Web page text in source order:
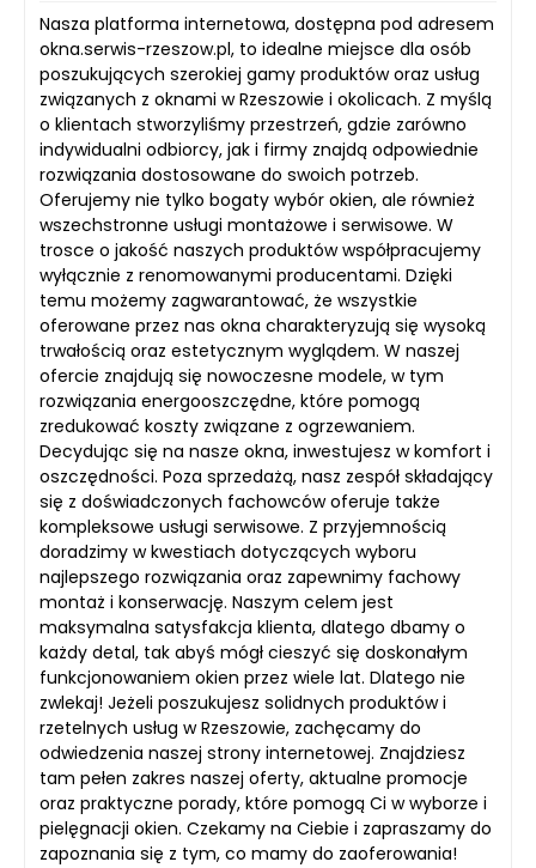
Nasza platforma internetowa, dostępna pod adresem
okna.serwis-rzeszow.pl, to idealne miejsce dla osób
poszukujących szerokiej gamy produktów oraz usług
związanych z oknami w Rzeszowie i okolicach. Z myślą
o klientach stworzyliśmy przestrzeń, gdzie zarówno
indywidualni odbiorcy, jak i firmy znajdą odpowiednie
rozwiązania dostosowane do swoich potrzeb.
Oferujemy nie tylko bogaty wybór okien, ale również
wszechstronne usługi montażowe i serwisowe. W
trosce o jakość naszych produktów współpracujemy
wyłącznie z renomowanymi producentami. Dzięki
temu możemy zagwarantować, że wszystkie
oferowane przez nas okna charakteryzują się wysoką
trwałością oraz estetycznym wyglądem. W naszej
ofercie znajdują się nowoczesne modele, w tym
rozwiązania energooszczędne, które pomogą
zredukować koszty związane z ogrzewaniem.
Decydując się na nasze okna, inwestujesz w komfort i
oszczędności. Poza sprzedażą, nasz zespół składający
się z doświadczonych fachowców oferuje także
kompleksowe usługi serwisowe. Z przyjemnością
doradzimy w kwestiach dotyczących wyboru
najlepszego rozwiązania oraz zapewnimy fachowy
montaż i konserwację. Naszym celem jest
maksymalna satysfakcja klienta, dlatego dbamy o
każdy detal, tak abyś mógł cieszyć się doskonałym
funkcjonowaniem okien przez wiele lat. Dlatego nie
zwlekaj! Jeżeli poszukujesz solidnych produktów i
rzetelnych usług w Rzeszowie, zachęcamy do
odwiedzenia naszej strony internetowej. Znajdziesz
tam pełen zakres naszej oferty, aktualne promocje
oraz praktyczne porady, które pomogą Ci w wyborze i
pielęgnacji okien. Czekamy na Ciebie i zapraszamy do
zapoznania się z tym, co mamy do zaoferowania!